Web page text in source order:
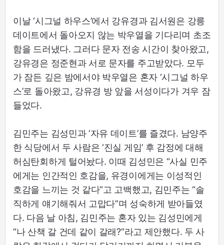
이날 ‘시그널 하우스’에서 강유경과 김서원은 강릉
데이트에서 돌아오지 않는 박우열을 기다리며 초조
함을 드러냈다. 그러다 문자 전송 시간이 찾아왔고,
강유경은 정준현과 서로 문자를 주고받았다. 모두
가 잠든 깊은 밤에서야 박우열은 혼자 ‘시그널 하우
스’로 돌아왔고, 강유경 방 앞을 서성이다가 겨우 잠
들었다.
김민주는 김성민과 ‘자유 데이트’를 즐겼다. 남양주
한 식당에서 두 사람은 ‘진실 게임’ 후 감정에 대해
허심탄회하게 털어놨다. 이때 김성민은 “사실 민주
에게는 인간적인 호감을, 유경이에게는 이성적인
호감을 느끼는 것 같다”고 고백했고, 김민주는 “솔
직하게 얘기해줘서 고맙다”며 성숙하게 받아들였
다. 다음 날 아침, 김민주는 혼자 있는 김성민에게
“나 산책 갈 건데 같이 갈래?”라고 제안했다. 두 사